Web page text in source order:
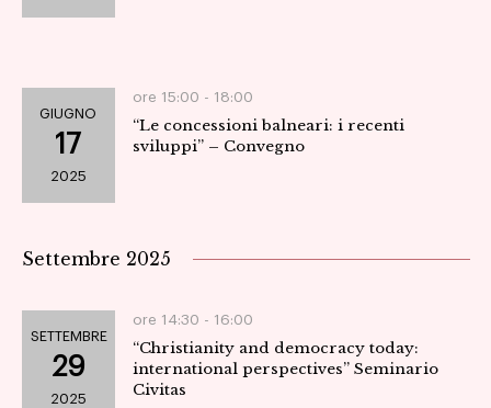
GIUGNO
17
2025
ore 15:00 - 18:00
“Le concessioni balneari: i recenti
sviluppi” – Convegno
Settembre 2025
SETTEMBRE
29
2025
ore 14:30 - 16:00
“Christianity and democracy today:
international perspectives” Seminario
Civitas